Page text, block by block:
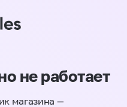
не работает
магазина —